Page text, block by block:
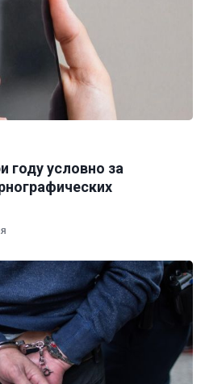
году условно за